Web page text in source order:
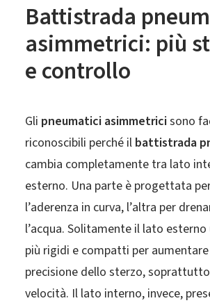
Battistrada
asimmetrici: più
e controllo
Gli pneumatici asimmetricisono
riconoscibili perché il battistrada
cambia completamente tra lato
esterno. Una parte è progettata
l’aderenza in curva, l’altra per
l’acqua. Solitamente il lato
più rigidi e compatti per
precisione dello sterzo,
velocità. Il lato interno, invece,